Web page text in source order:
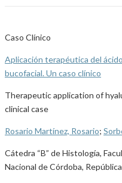
Caso Clínico
Aplicación terapéutica del
bucofacial. Un caso clínico
Therapeutic application of
clinical case
Rosario Martínez, Rosario;
Cátedra “B” de Histología,
Nacional de Córdoba,